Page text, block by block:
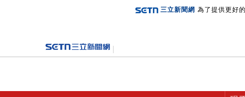
三立新聞網 為了提供更好